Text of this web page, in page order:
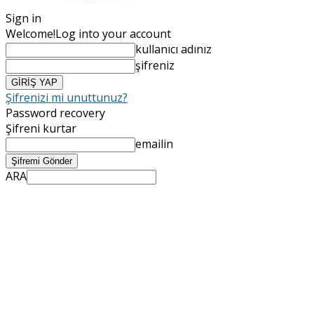
Sign in
Welcome!Log into your account
kullanıcı adınız
şifreniz
Şifrenizi mi unuttunuz?
Password recovery
Şifreni kurtar
emailin
ARA